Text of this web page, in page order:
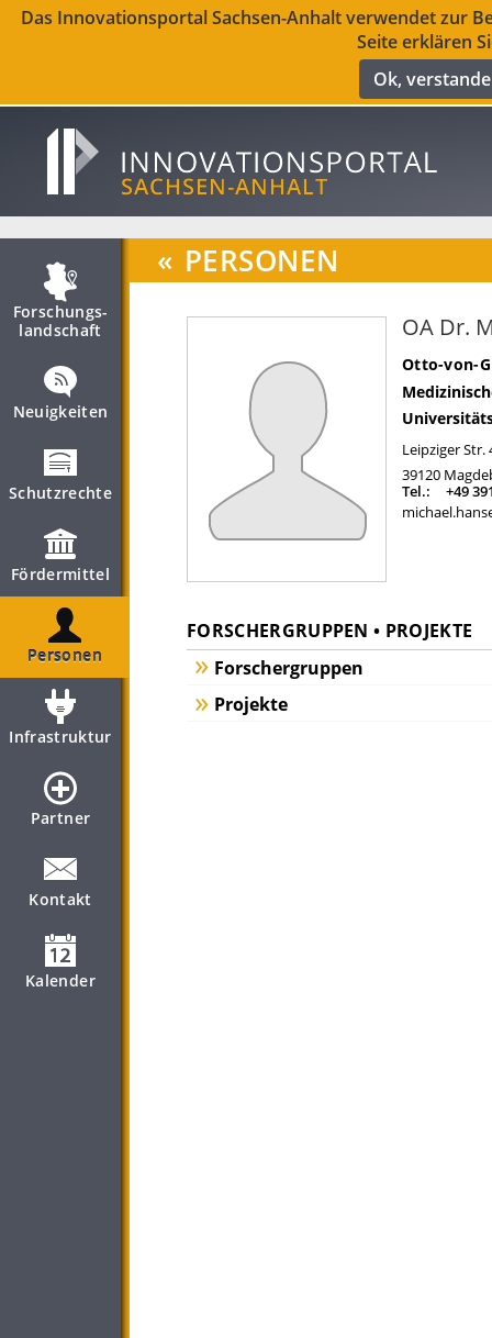
Das Innovationsportal Sachsen-Anhalt verwendet zur
Seite erklären
Ok,
Forschungs­
landschaft
Neuigkeiten
Schutzrechte
Fördermittel
Personen
Infrastruktur
Partner
Kontakt
Kalender
« PERSONEN
OA Dr.
Otto-von-
Leipziger Str.
39120
Tel.:
+49
FORSCHERGRUPPEN • PROJEKTE
Forschergruppen
Projekte